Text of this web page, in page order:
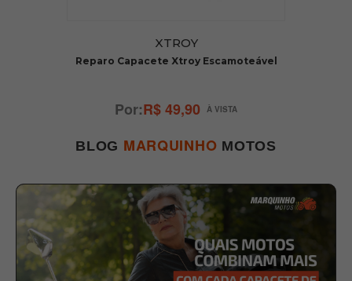
XTROY
Reparo Capacete Xtroy Escamoteável
R$ 49,90
BLOG MARQUINHO MOTOS